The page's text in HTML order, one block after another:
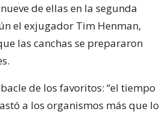
de ellas en la segunda
el exjugador Tim Henman,
las canchas se prepararon
de los favoritos: “el tiempo
a los organismos más que lo